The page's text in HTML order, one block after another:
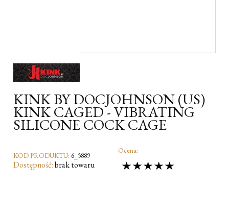
KINK BY DOCJOHNSON (US)
KINK CAGED - VIBRATING
SILICONE COCK CAGE
KOD PRODUKTU: 6_5889
Dostępność:brak towaru
Ocena: